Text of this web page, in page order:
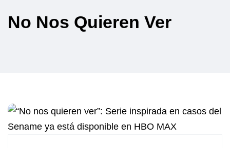
No Nos Quieren Ver